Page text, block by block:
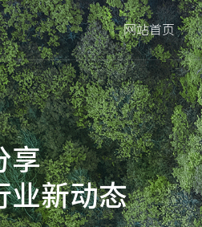
网站首页
享
业新动态